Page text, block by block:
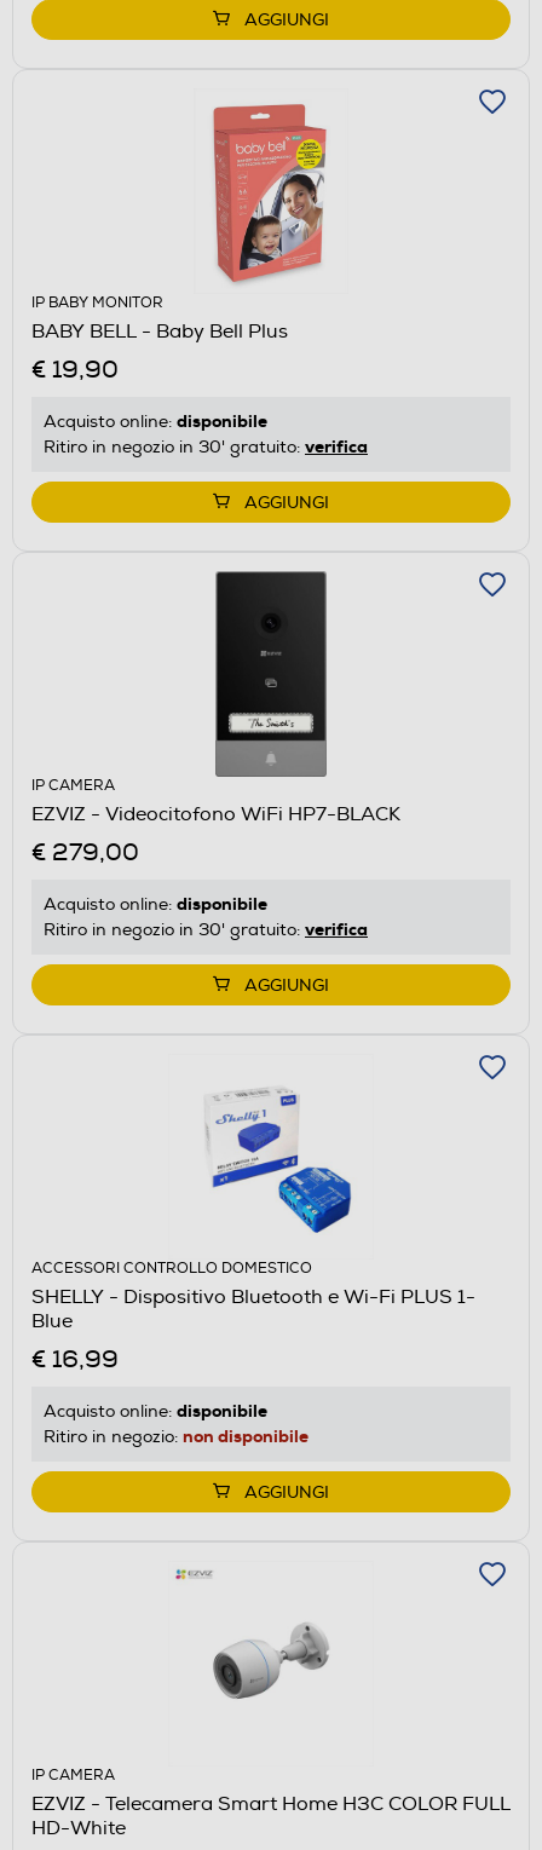
AGGIUNGI
IP BABY MONITOR
BABY BELL - Baby Bell Plus
€ 19,90
Acquisto online: disponibile
Ritiro in negozio in 30' gratuito: verifica
AGGIUNGI
IP CAMERA
EZVIZ - Videocitofono WiFi HP7-BLACK
€ 279,00
Acquisto online: disponibile
Ritiro in negozio in 30' gratuito: verifica
AGGIUNGI
ACCESSORI CONTROLLO DOMESTICO
SHELLY - Dispositivo Bluetooth e Wi-Fi PLUS 1-
Blue
€ 16,99
Acquisto online: disponibile
Ritiro in negozio: non disponibile
AGGIUNGI
IP CAMERA
EZVIZ - Telecamera Smart Home H3C COLOR FULL
HD-White